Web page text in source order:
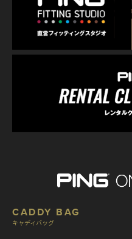
CADDY BAG
キャディバッグ